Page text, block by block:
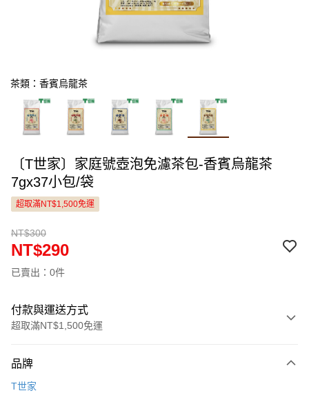
茶類：香賓烏龍茶
〔T世家〕家庭號壺泡免濾茶包-香賓烏龍茶
7gx37小包/袋
超取滿NT$1,500免運
NT$300
NT$290
已賣出：0件
付款與運送方式
超取滿NT$1,500免運
信用卡一次付款
品牌
T世家